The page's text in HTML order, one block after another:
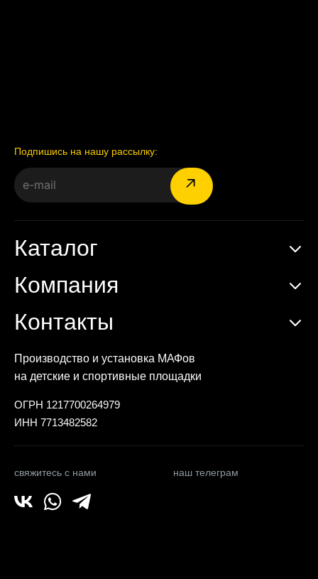
Подпишись на нашу рассылку:
Производство и установка МАФов
на детские и спортивные площадки
ОГРН 1217700264979
ИНН 7713482582
свяжитесь с нами наш телеграм
Каталог
Компания
Контакты